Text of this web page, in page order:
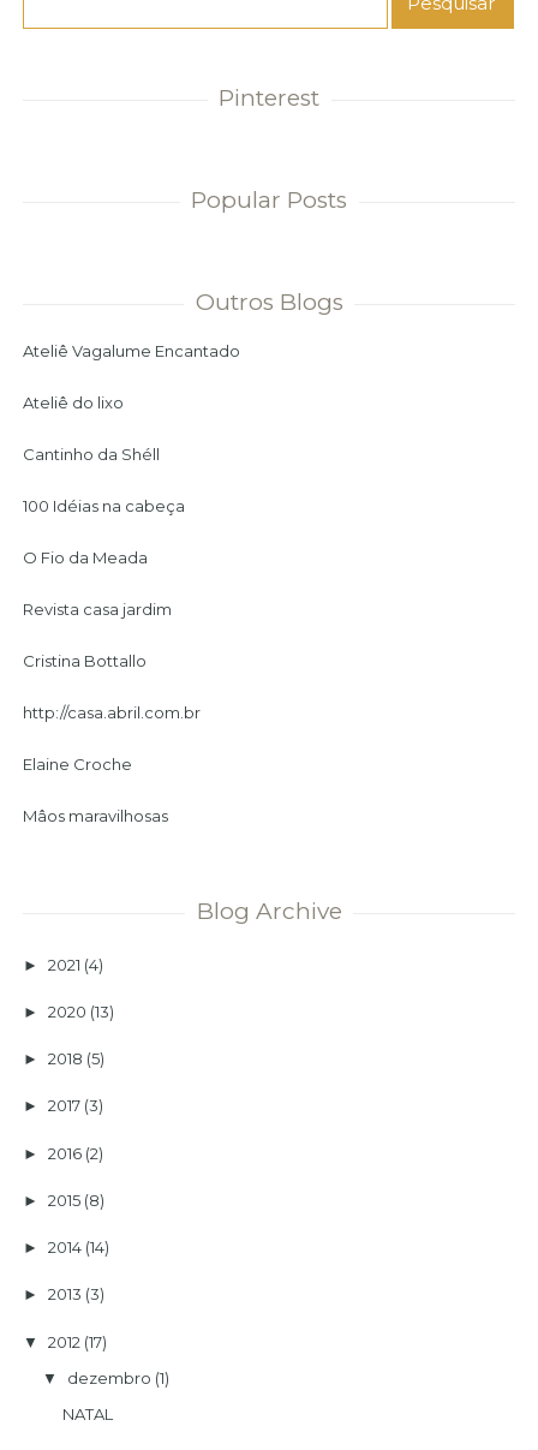
Pinterest
Popular Posts
Outros Blogs
Ateliê Vagalume Encantado
Ateliê do lixo
Cantinho da Shéll
100 Idéias na cabeça
O Fio da Meada
Revista casa jardim
Cristina Bottallo
http://casa.abril.com.br
Elaine Croche
Mâos maravilhosas
Blog Archive
►2021 (4)
►2020 (13)
►2018 (5)
►2017 (3)
►2016 (2)
►2015 (8)
►2014 (14)
►2013 (3)
▼ 2012 (17)
▼ dezembro (1)
NATAL